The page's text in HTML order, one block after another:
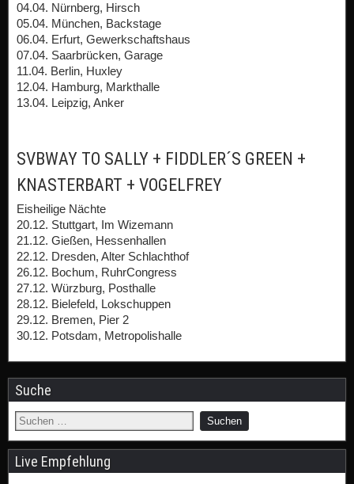
04.04. Nürnberg, Hirsch
05.04. München, Backstage
06.04. Erfurt, Gewerkschaftshaus
07.04. Saarbrücken, Garage
11.04. Berlin, Huxley
12.04. Hamburg, Markthalle
13.04. Leipzig, Anker
SVBWAY TO SALLY + FIDDLER´S GREEN +
KNASTERBART + VOGELFREY
Eisheilige Nächte
20.12. Stuttgart, Im Wizemann
21.12. Gießen, Hessenhallen
22.12. Dresden, Alter Schlachthof
26.12. Bochum, RuhrCongress
27.12. Würzburg, Posthalle
28.12. Bielefeld, Lokschuppen
29.12. Bremen, Pier 2
30.12. Potsdam, Metropolishalle
Suche
Live Empfehlung